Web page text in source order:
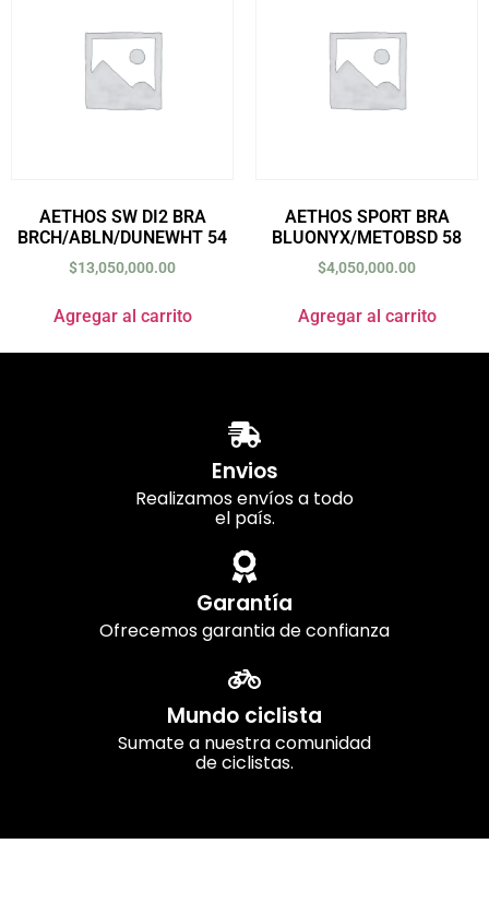
AETHOS SW DI2 BRA
BRCH/ABLN/DUNEWHT 54
$13,050,000.00
Agregar al carrito
AETHOS SPORT BRA
BLUONYX/METOBSD 58
$4,050,000.00
Agregar al carrito
Envios
Realizamos envíos a todo
el país.
Garantía
Ofrecemos garantia de confianza
Mundo ciclista
Sumate a nuestra comunidad
de ciclistas.